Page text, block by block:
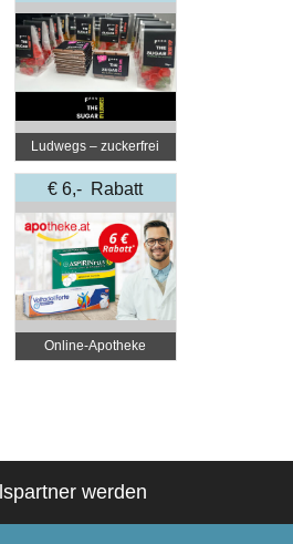
Ludwegs – zuckerfrei
leben
€ 6,- Rabatt
Online‑Apotheke
werden